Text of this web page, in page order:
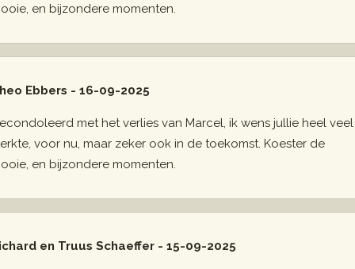
en bijzondere momenten.
Ebbers - 16-09-2025
met het verlies van Marcel, ik wens jullie heel veel
voor nu, maar zeker ook in de toekomst. Koester de
en bijzondere momenten.
en Truus Schaeffer - 15-09-2025